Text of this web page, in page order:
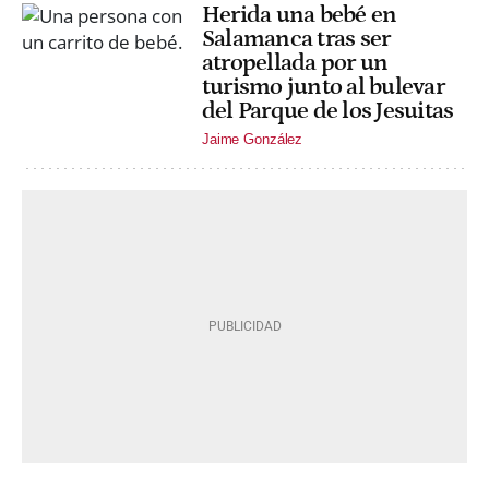
Herida una bebé en
Salamanca tras ser
atropellada por un
turismo junto al bulevar
del Parque de los Jesuitas
Jaime González